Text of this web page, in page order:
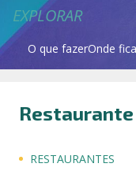
EXPLORAR
O que fazerOnde
RESTAURANTES